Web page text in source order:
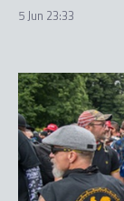
5 Jun 23:33